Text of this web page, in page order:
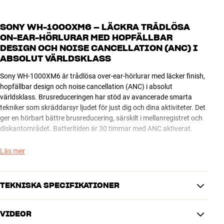
SONY WH-1000XM6 – LÄCKRA TRÅDLÖSA
ON-EAR-HÖRLURAR MED HOPFÄLLBAR
DESIGN OCH NOISE CANCELLATION (ANC) I
ABSOLUT VÄRLDSKLASS
Sony WH-1000XM6 är trådlösa over-ear-hörlurar med läcker finish,
hopfällbar design och noise cancellation (ANC) i absolut
världsklass. Brusreduceringen har stöd av avancerade smarta
tekniker som skräddarsyr ljudet för just dig och dina aktiviteter. Det
ger en hörbart bättre brusreducering, särskilt i mellanregistret och
diskantområdet. Batteritiden är 30 timmar med ANC aktiverat.
Brusreduceringen är aktiverad oavsett om du lyssnar på musik eller
du till exempel ska sova på ett plan över Atlanten. Om du vill njuta
av musik i hög ljudkvalitet samtidigt som du slipper höra
lättviktsdesign och läcker touchkontroll på öronkåpan gör det bara
Läs mer
TEKNISKA SPECIFIKATIONER
VIDEOR